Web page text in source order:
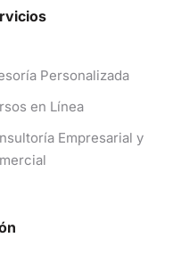
Personalizada
en Línea
Empresarial y